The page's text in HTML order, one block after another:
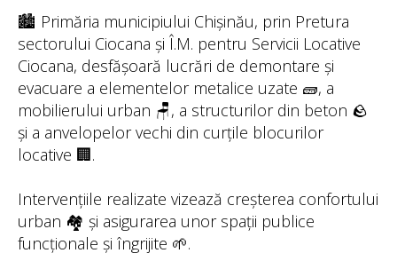
🏙️ Primăria municipiului Chișinău, prin Pretura
sectorului Ciocana și Î.M. pentru Servicii Locative
Ciocana, desfășoară lucrări de demontare și
evacuare a elementelor metalice uzate 🧱, a
mobilierului urban 🪑, a structurilor din beton 🪨
și a anvelopelor vechi din curțile blocurilor
locative 🏢.
Intervențiile realizate vizează creșterea confortului
urban 🏘️ și asigurarea unor spații publice
funcționale și îngrijite 🌱.